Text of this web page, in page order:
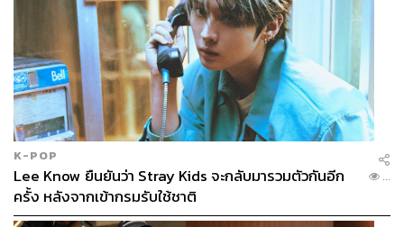
ภาพ: Courtesy of Brands
TAGS: รองพื้น Lady Gaga ลิปสติก
Huda Beauty
France
แฟชั่น Sephora
Haus Labs
คอนซีลเลอร์
ลิปกลอส
ความงาม
Sephora Collection
เครื่องสำอาง
Hourglass
Make Up For Ever
K-POP
Lee Know ยืนยันว่า Stray Kids จะกลับมารวมตัวกันอีก
ครั้ง หลังจากเข้ากรมรับใช้ชาติ
...